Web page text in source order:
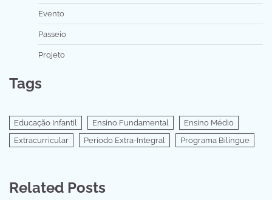
Evento
Passeio
Projeto
Tags
Educação Infantil Ensino Fundamental
Ensino Médio
Extracurricular
Período Extra-Integral Programa Bilíngue
Related Posts